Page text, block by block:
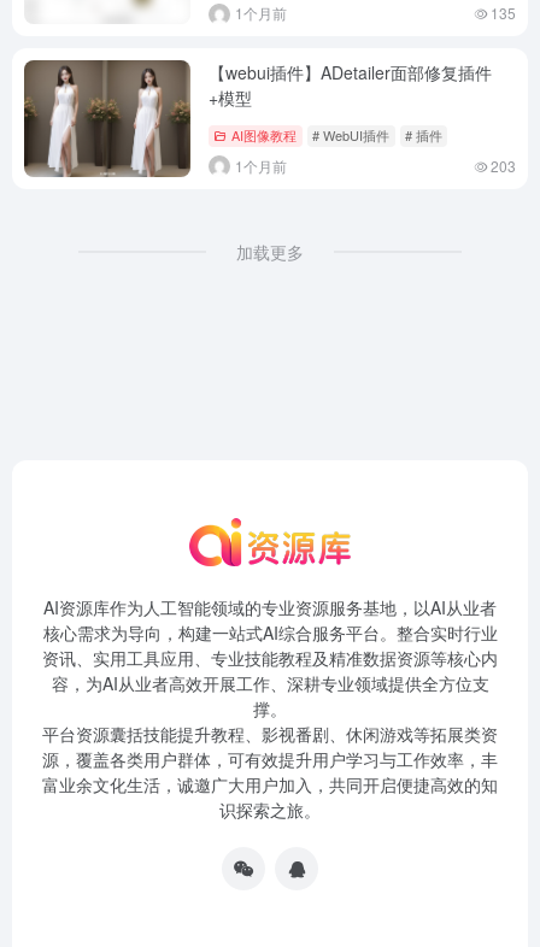
1个月前 135
【webui插件】ADetailer面部修复插件
+模型
AI图像教程 # WebUI插件 # 插件
1个月前 203
加载更多
AI资源库作为人工智能领域的专业资源服务基地，以AI从业者
核心需求为导向，构建一站式AI综合服务平台。整合实时行业
资讯、实用工具应用、专业技能教程及精准数据资源等核心内
容，为AI从业者高效开展工作、深耕专业领域提供全方位支
撑。
平台资源囊括技能提升教程、影视番剧、休闲游戏等拓展类资
源，覆盖各类用户群体，可有效提升用户学习与工作效率，丰
富业余文化生活，诚邀广大用户加入，共同开启便捷高效的知
识探索之旅。